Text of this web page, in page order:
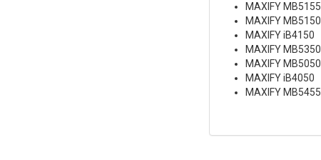
MAXIFY MB5155
MAXIFY MB5150
MAXIFY iB4150
MAXIFY MB5350
MAXIFY MB5050
MAXIFY iB4050
MAXIFY MB5455